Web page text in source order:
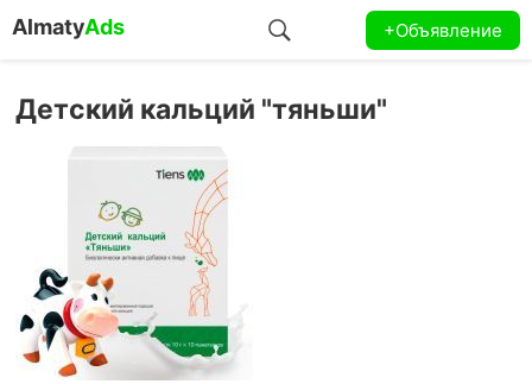
AlmatyAds +Объявление
Детский кальций "тяньши"